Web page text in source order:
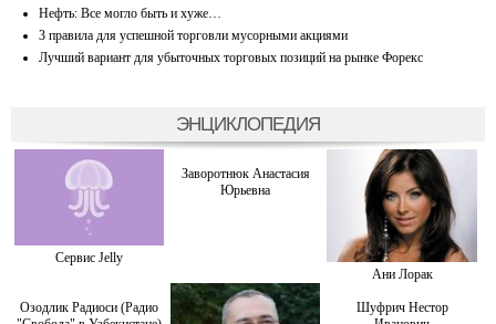
Нефть: Все могло быть и хуже…
3 правила для успешной торговли мусорными акциями
Лучший вариант для убыточных торговых позиций на рынке Форекс
ЭНЦИКЛОПЕДИЯ
Сервис Jelly
Заворотнюк Анастасия
Юрьевна
Ани Лорак
Озодлик Радиоси (Радио
Шуфрич Нестор